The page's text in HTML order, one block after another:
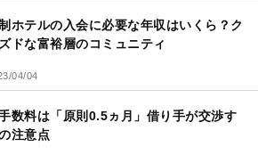
ホテルの入会に必要な年収はいくら？ク
ドな富裕層のコミュニティ
04/04
数料は「原則0.5ヵ月」借り手が交渉す
注意点